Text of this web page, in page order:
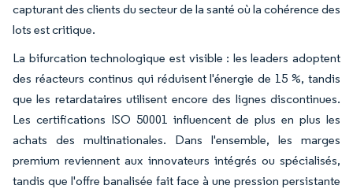
capturant des clients du secteur de la santé où la cohérence des
lots est critique.
La bifurcation technologique est visible : les leaders adoptent
des réacteurs continus qui réduisent l'énergie de 15 %, tandis
que les retardataires utilisent encore des lignes discontinues.
Les certifications ISO 50001 influencent de plus en plus les
achats des multinationales. Dans l'ensemble, les marges
premium reviennent aux innovateurs intégrés ou spécialisés,
tandis que l'offre banalisée fait face à une pression persistante